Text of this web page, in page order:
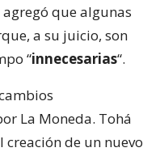
que algunas
a su juicio, son
“innecesarias“.
La Moneda. Tohá
de un nuevo